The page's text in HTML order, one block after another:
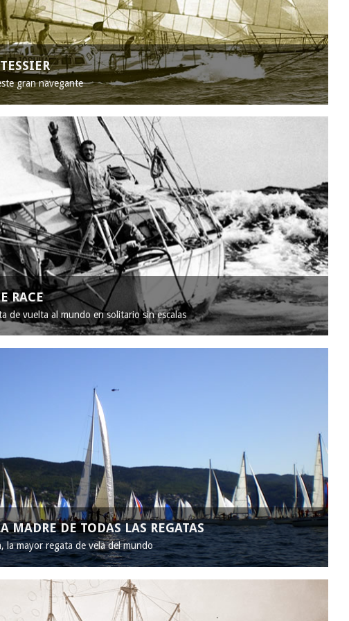
gran navegante
RACE
de vuelta al mundo en solitario sin escalas
MADRE DE TODAS LAS REGATAS
la mayor regata de vela del mundo